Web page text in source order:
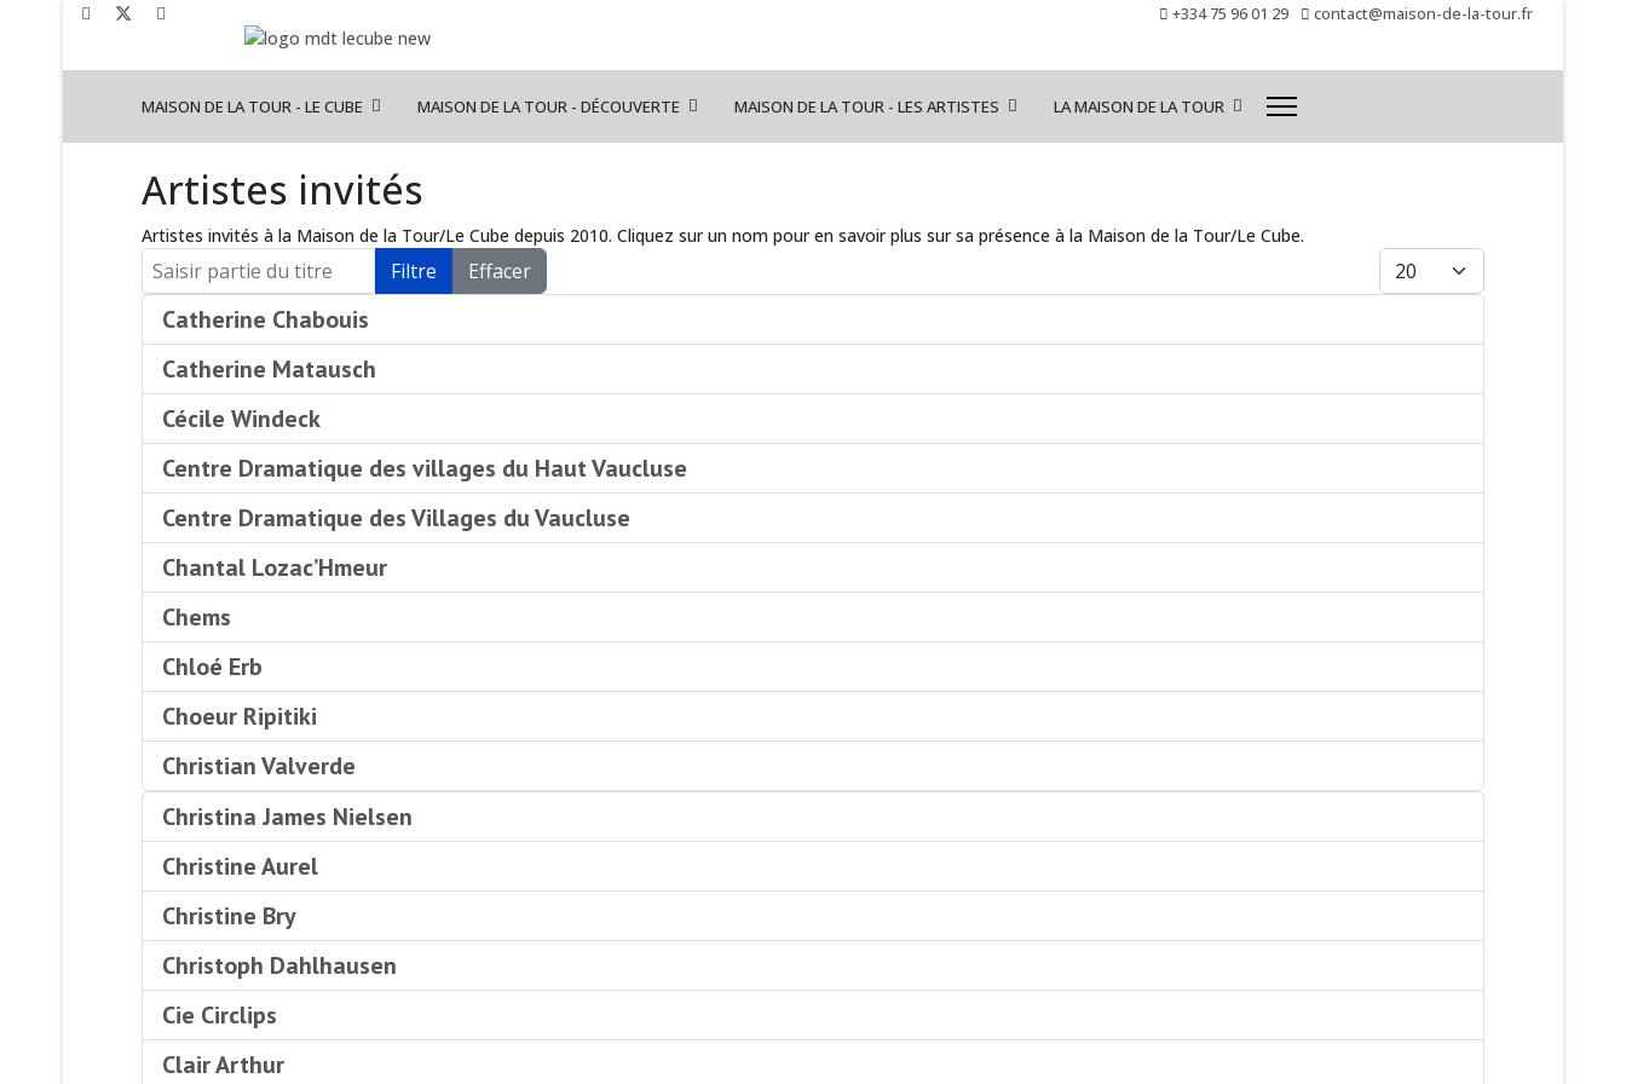
+334 75 96 01 29 contact@maison-de-la-tour.fr
MAISON DE LA TOUR - LE CUBE MAISON DE LA TOUR - DÉCOUVERTE MAISON DE LA TOUR - LES ARTISTES LA MAISON DE LA TOUR
Artistes invités
Artistes invités à la Maison de la Tour/Le Cube depuis 2010. Cliquez sur un nom pour en savoir plus sur sa présence à la Maison de la Tour/Le Cube.
Saisir partie du titre
Filtre Effacer Afficher #
Catherine Chabouis
Catherine Matausch
Cécile Windeck
Centre Dramatique des villages du Haut Vaucluse
Centre Dramatique des Villages du Vaucluse
Chantal Lozac’Hmeur
Chems
Chloé Erb
Choeur Ripitiki
Christian Valverde
Christina James Nielsen
Christine Aurel
Christine Bry
Christoph Dahlhausen
Cie Circlips
Clair Arthur